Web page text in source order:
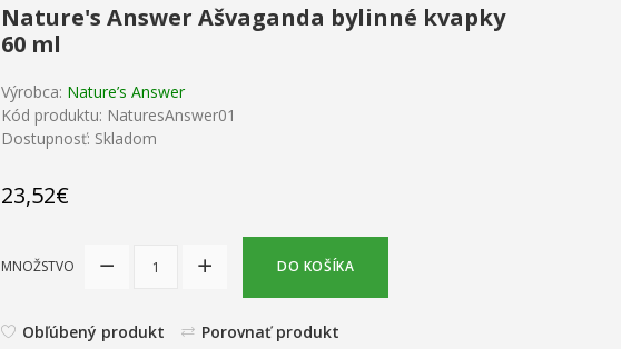
Nature's Answer Ašvaganda bylinné kvapky
60 ml
Výrobca: Nature’s Answer
Kód produktu: NaturesAnswer01
Dostupnosť: Skladom
23,52€
MNOŽSTVO DO KOŠÍKA
Obľúbený produkt Porovnať produkt